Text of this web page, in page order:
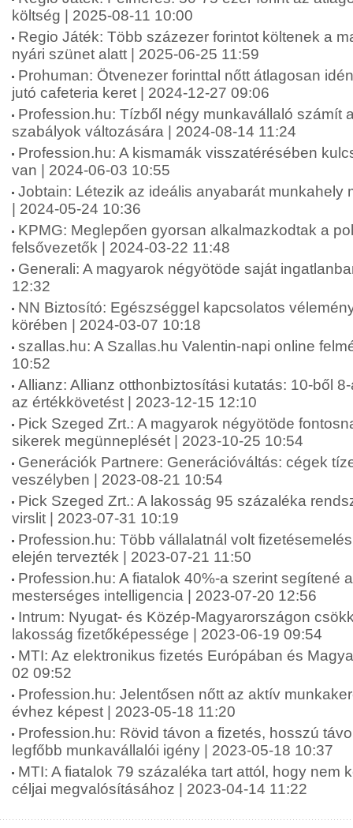
költség | 2025-08-11 10:00
Regio Játék: Több százezer forintot költenek a
nyári szünet alatt | 2025-06-25 11:59
Prohuman: Ötvenezer forinttal nőtt átlagosan
jutó cafeteria keret | 2024-12-27 09:06
Profession.hu: Tízből négy munkavállaló számít
szabályok változására | 2024-08-14 11:24
Profession.hu: A kismamák visszatérésében
van | 2024-06-03 10:55
Jobtain: Létezik az ideális anyabarát munkahely
| 2024-05-24 10:36
KPMG: Meglepően gyorsan alkalmazkodtak a
felsővezetők | 2024-03-22 11:48
Generali: A magyarok négyötöde saját
12:32
NN Biztosító: Egészséggel kapcsolatos
körében | 2024-03-07 10:18
szallas.hu: A Szallas.hu Valentin-napi online
10:52
Allianz: Allianz otthonbiztosítási kutatás: 10-ből
az értékkövetést | 2023-12-15 12:10
Pick Szeged Zrt.: A magyarok négyötöde
sikerek megünneplését | 2023-10-25 10:54
Generációk Partnere: Generációváltás: cégek
veszélyben | 2023-08-21 10:54
Pick Szeged Zrt.: A lakosság 95 százaléka
virslit | 2023-07-31 10:19
Profession.hu: Több vállalatnál volt
elején tervezték | 2023-07-21 11:50
Profession.hu: A fiatalok 40%-a szerint segítené
mesterséges intelligencia | 2023-07-20 12:56
Intrum: Nyugat- és Közép-Magyarországon
lakosság fizetőképessége | 2023-06-19 09:54
MTI: Az elektronikus fizetés Európában és
02 09:52
Profession.hu: Jelentősen nőtt az aktív
évhez képest | 2023-05-18 11:20
Profession.hu: Rövid távon a fizetés, hosszú
legfőbb munkavállalói igény | 2023-05-18 10:37
MTI: A fiatalok 79 százaléka tart attól, hogy nem
céljai megvalósításához | 2023-04-14 11:22